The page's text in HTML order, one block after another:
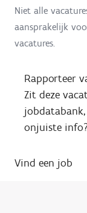
Niet alle
aansprakelijk
vacatures.
Rapporteer
Zit deze
onjuiste
Vind een job